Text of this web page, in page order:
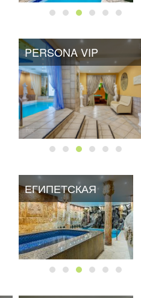
PERSONA VIP
ЕГИПЕТСКАЯ